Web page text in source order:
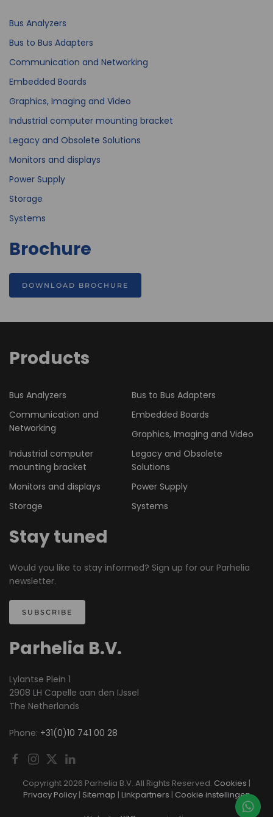
Bus Analyzers
Bus to Bus Adapters
Communication and Networking
Embedded Boards
Graphics, Imaging and Video
Industrial computer mounting bracket
Legacy and Obsolete Solutions
Monitors and displays
Power Supply
Storage
Systems
Brochure
DOWNLOAD BROCHURE
Products
Bus Analyzers
Bus to Bus Adapters
Communication and
Networking
Embedded Boards
Graphics, Imaging and Video
Industrial computer
mounting bracket
Legacy and Obsolete
Solutions
Monitors and displays
Power Supply
Storage
Systems
Stay tuned
Would you like to stay informed? Sign up for our Parhelia
newsletter.
SUBSCRIBE
Parhelia B.V.
Lylantse Plein 1
2908 LH Capelle aan den IJssel
The Netherlands
Phone: +31(0)10 741 00 28
Copyright 2026 Parhelia B.V. All Rights Reserved. Cookies |
Privacy Policy| Sitemap | Linkpartners | Cookie instellingen